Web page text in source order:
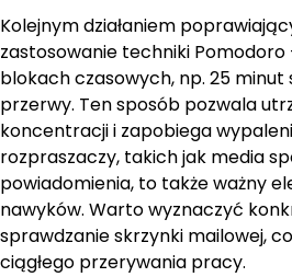
Kolejnym działaniem
zastosowanie techniki
blokach czasowych, np. 25 minut
przerwy. Ten sposób pozwala
koncentracji i zapobiega
rozpraszaczy, takich jak media
powiadomienia, to także ważny
nawyków. Warto wyznaczyć
sprawdzanie skrzynki mailowej,
ciągłego przerywania pracy.